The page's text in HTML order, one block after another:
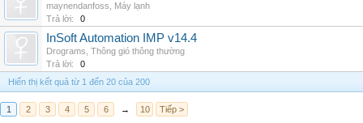
maynendanfoss
Máy lạnh
Trả lời:
0
InSoft Automation IMP v14.4
Drograms Thông gió thông thường
Trả lời:
0
Hiển thị kết quả từ 1 đến 20 của 200
1 2 3 4 5 6 → 10 Tiếp >